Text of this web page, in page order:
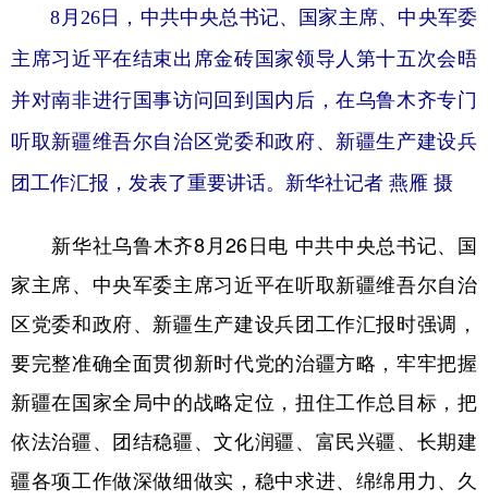
多语种频道
Русский язык 日本語 한국어
Deutsch Português
8月26日，中共中央总书记、国家主席、中央军委
主席习近平在结束出席金砖国家领导人第十五次会晤
并对南非进行国事访问回到国内后，在乌鲁木齐专门
听取新疆维吾尔自治区党委和政府、新疆生产建设兵
团工作汇报，发表了重要讲话。新华社记者 燕雁 摄
新华社乌鲁木齐8月26日电 中共中央总书记、国
家主席、中央军委主席习近平在听取新疆维吾尔自治
区党委和政府、新疆生产建设兵团工作汇报时强调，
要完整准确全面贯彻新时代党的治疆方略，牢牢把握
新疆在国家全局中的战略定位，扭住工作总目标，把
依法治疆、团结稳疆、文化润疆、富民兴疆、长期建
疆各项工作做深做细做实，稳中求进、绵绵用力、久